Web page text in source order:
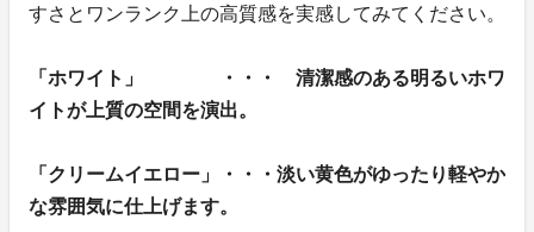
すさとワンランク上の高質感を実感してみてください。
「ホワイト」 ・・・ 清潔感のある明るいホワ
イトが上質の空間を演出。
「クリームイエロー」・・・淡い黄色がゆったり軽やか
な雰囲気に仕上げます。